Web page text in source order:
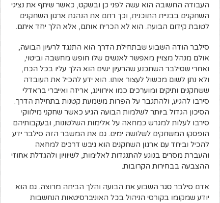
העבודה החשובה הוא עשה לפני כן ובשקט, כאשר שיתף את נציגי
השחקנים בבניית התוכנית, וכך רתם את הנהגת ארגון השחקנים
לטובת קידום הבועה. הוא לא הכריח אותם, אלא הלך יחד איתם.
סילבר הודה השבוע שבתחילת הדרך הוא התנגד לרעיון הבועה,
אולם מנהל מצויין מאפשר לאנשים שלו חופש מחשבה וביטוי,
ואחרי שסילבר השתכנע שהרעיון ישים הוא הלך עליו בכל הכח,
ולא נתן לשום מכשול לעצור אותו. הוא ידע להכיל את העובדה
ששחקנים ותיקים ומוערכים כמו אירווינג, אריזה ואייברי בראדלי
סירבו להגיע, ולהתגבר על הפרות משמעת קטנות בתחילת הדרך.
הסיכון הגדול ביותר לשלמות הבועה הגיע כאשר שחקני מילווקי
סירבו לעלות למגרש כמחאה על אלימות השלטונות, ובעקבותיהם
הופסקו המשחקים לשלושה ימים. גם את המשבר הזה סילבר ידע
להכיל וביחד עם ארגון השחקנים הוא גיבש דרכים למחאה
והעברת מסרים בנוגע להתנגדות לאלימות, לשיוויון ולהגדלת אחוזי
ההצבעה בבחירות הקרובות.
אדם סילבר סגר השבוע את הבועה והלך הביתה מרוצה. גם הוא
יודע שמקומו בקורסי הניהול בכל האוניברסיטאות הנחשבות